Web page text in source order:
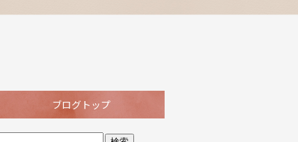
ブログトップ